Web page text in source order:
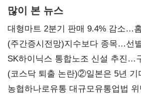
많이 본 뉴스
대형마트 2분기 판매 9.4% 감소…
(주간증시전망)지수보다 종목…선
SK하이닉스 통합노조 신설 추진…
불만 확산
(코스닥 퇴출 논란)②일본은 5년 기
당장 퇴출?…시간만으론 부족한 코
농협하나로유통 대규모유통업법